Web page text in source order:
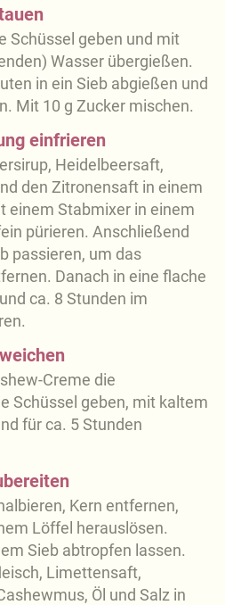
Schüssel geben und mit
Wasser übergießen.
in ein Sieb abgießen und
Mit 10 g Zucker mischen.
einfrieren
Heidelbeersaft,
den Zitronensaft in einem
einem Stabmixer in einem
pürieren. Anschließend
passieren, um das
Danach in eine flache
ca. 8 Stunden im
Creme die
Schüssel geben, mit kaltem
für ca. 5 Stunden
Kern entfernen,
Löffel herauslösen.
Sieb abtropfen lassen.
Limettensaft,
Öl und Salz in